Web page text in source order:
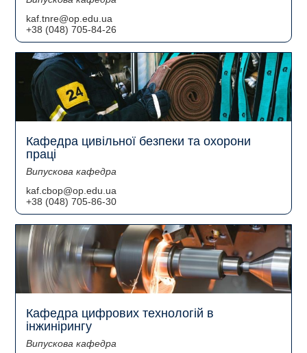
kaf.tnre@op.edu.ua
+38 (048) 705-84-26
Кафедра цивільної безпеки та охорони
праці
Випускова кафедра
kaf.cbop@op.edu.ua
+38 (048) 705-86-30
Кафедра цифрових технологій в
інжинірингу
Випускова кафедра